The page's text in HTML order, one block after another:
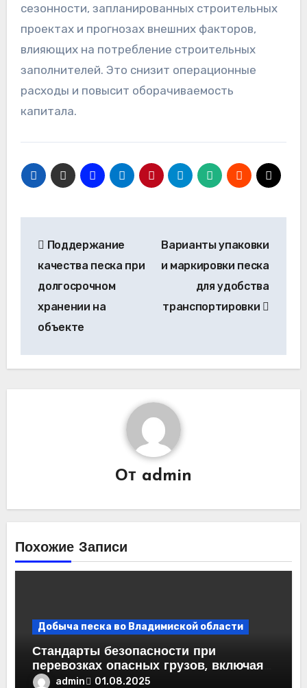
сезонности, запланированных строительных
проектах и прогнозах внешних факторов,
влияющих на потребление строительных
заполнителей. Это снизит операционные
расходы и повысит оборачиваемость
капитала.
по
записям
Поддержание
качества песка при
долгосрочном
хранении на
объекте
Варианты упаковки
и маркировки песка
для удобства
транспортировки
От admin
Похожие Записи
Добыча песка во Владимиской области
Стандарты безопасности при
перевозках опасных грузов, включая
специфичный песок
admin 01.08.2025